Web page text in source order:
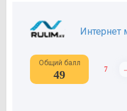
Интернет
Общий балл
49 7